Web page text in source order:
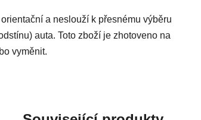
a neslouží k přesnému výběru
auta. Toto zboží je zhotoveno na
vyměnit.